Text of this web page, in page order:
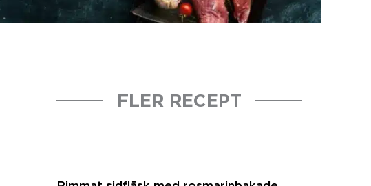
FLER RECEPT